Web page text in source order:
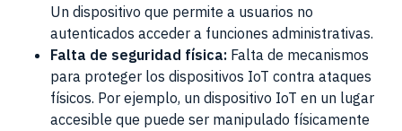
Un dispositivo que permite a usuarios no
autenticados acceder a funciones administrativas.
Falta de seguridad física: Falta de mecanismos
para proteger los dispositivos IoT contra ataques
físicos. Por ejemplo, un dispositivo IoT en un lugar
accesible que puede ser manipulado físicamente